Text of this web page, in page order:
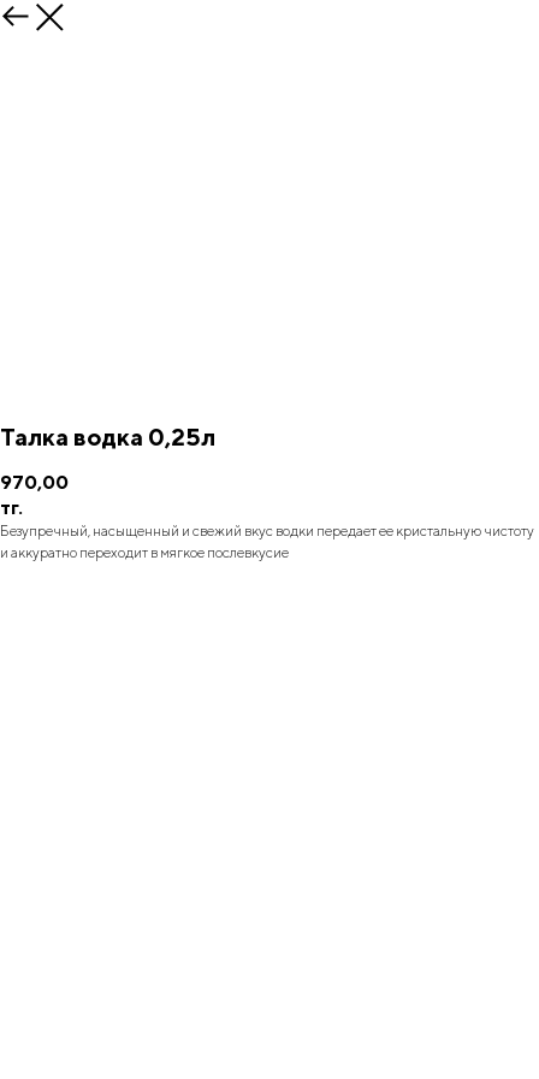
Талка водка 0,25л
970,00
тг.
Безупречный, насыщенный и свежий вкус водки передает ее кристальную чистоту
и аккуратно переходит в мягкое послевкусие